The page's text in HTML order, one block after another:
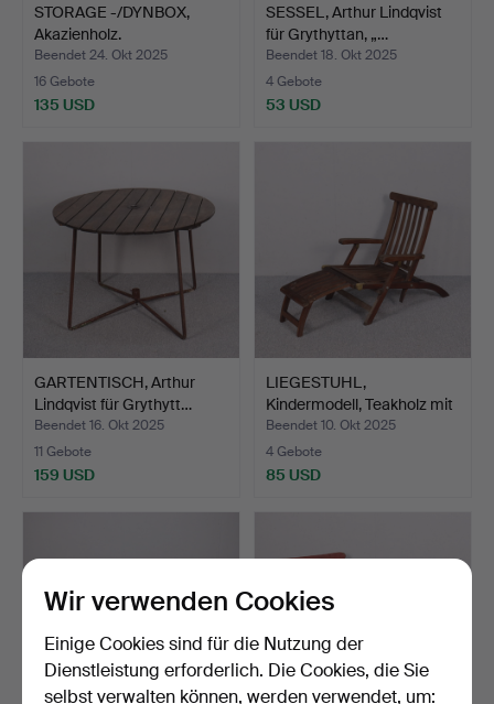
STORAGE -/DYNBOX,
Akazienholz.
Beendet 24. Okt 2025
16 Gebote
135 USD
SESSEL, Arthur Lindqvist
für Grythyttan, „…
Beendet 18. Okt 2025
4 Gebote
53 USD
GARTENTISCH, Arthur
Lindqvist für Grythytt…
Beendet 16. Okt 2025
11 Gebote
159 USD
LIEGESTUHL,
Kindermodell, Teakholz mit
Mes…
Beendet 10. Okt 2025
4 Gebote
85 USD
Wir verwenden Cookies
Einige Cookies sind für die Nutzung der
Dienstleistung erforderlich. Die Cookies, die Sie
selbst verwalten können, werden verwendet, um: